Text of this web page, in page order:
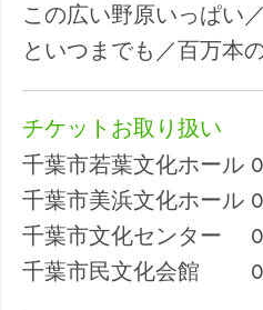
この広い野原いっぱい
といつまでも／百万本
チケットお取り扱い
千葉市若葉文化ホール
千葉市美浜文化ホール
千葉市文化センター
千葉市民文化会館